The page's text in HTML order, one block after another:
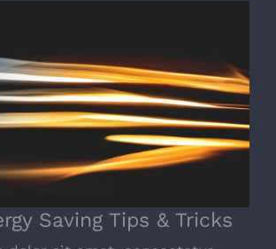
Energy Saving Tips & Tricks
Saving Tips & Tricks